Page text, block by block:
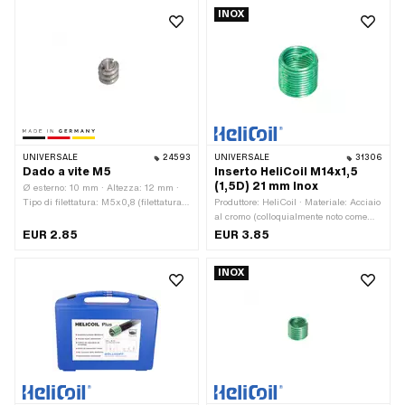
(filettatura): 10 mm · Tipo di filettatura:
MF10x1,25 (filettatura a passo fine)
UNIVERSALE 24593
Dado a vite M5
Ø esterno: 10 mm · Altezza: 12 mm ·
Tipo di filettatura: M5x0,8 (filettatura
Germania · Diametro nominale
EUR 2.85
INOX
UNIVERSALE 31306
Inserto HeliCoil M14x1,5
(1,5D) 21 mm Inox
Produttore: HeliCoil · Materiale: Acciaio
al cromo (colloquialmente noto come
acciaio inossidabile) · Dimensione
passo fine)
EUR 3.85
INOX